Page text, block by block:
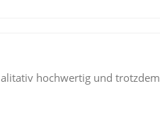
hochwertig und trotzdem